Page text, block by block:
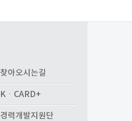
찾아오시는길
KㆍCARD+
경력개발지원단